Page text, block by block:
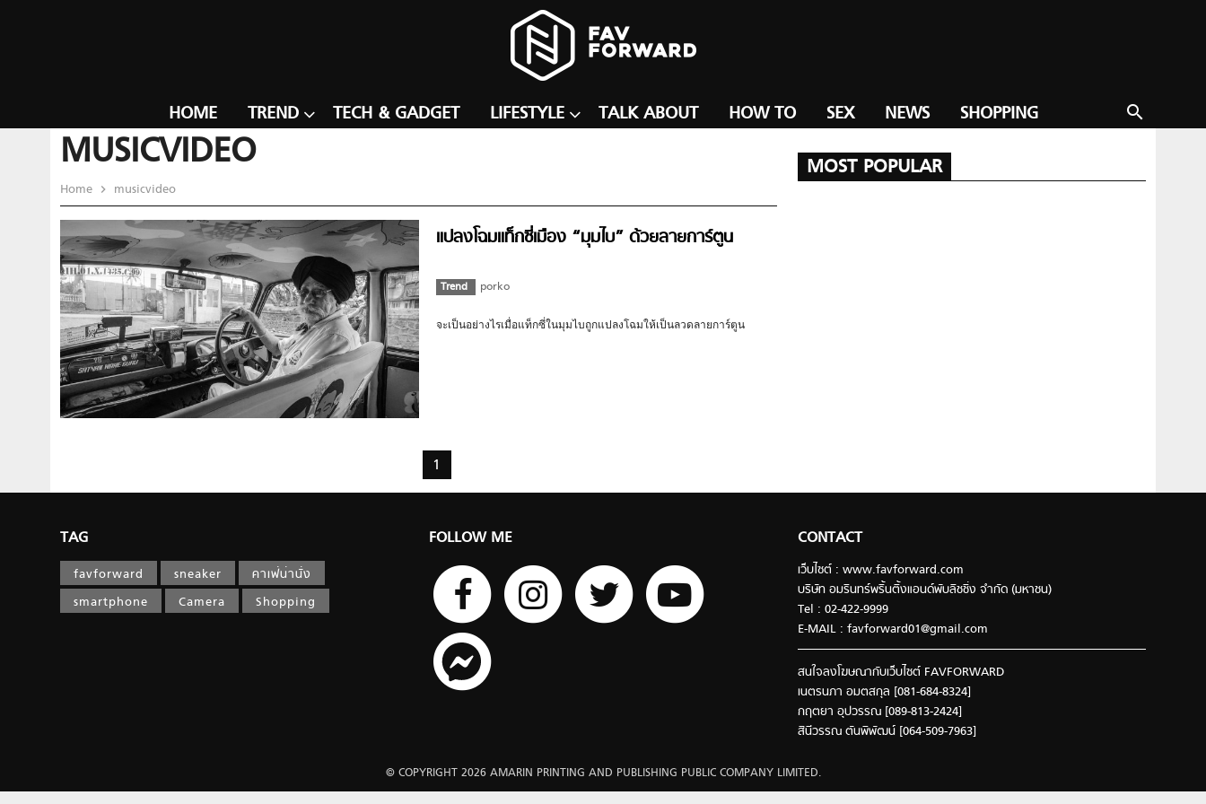
search
HOME TREND TECH & GADGET LIFESTYLE TALK ABOUT HOW TO SEX NEWS SHOPPING
MUSICVIDEO
Home musicvideo
แปลงโฉมแท็กซี่เมือง “มุมไบ” ด้วยลายการ์ตูน
Trend porko
จะเป็นอย่างไรเมื่อแท็กซี่ในมุมไบถูกแปลงโฉมให้เป็นลวดลายการ์ตูน
1
MOST POPULAR
TAG
favforward sneaker
คาเฟ่น่านั่ง
smartphone
Camera Shopping
FOLLOW ME CONTACT
เว็บไซต์ : www.favforward.com
บริษัท อมรินทร์พริ้นติ้งแอนด์พับลิชชิ่ง จำกัด (มหาชน)
Tel : 02-422-9999
E-MAIL : favforward01@gmail.com
สนใจลงโฆษณากับเว็บไซต์ FAVFORWARD
เนตรนภา อมตสกุล [081-684-8324]
กฤตยา อุปวรรณ [089-813-2424]
สินีวรรณ ตันพิพัฒน์ [064-509-7963]
© COPYRIGHT 2026 AMARIN PRINTING AND PUBLISHING PUBLIC COMPANY LIMITED.